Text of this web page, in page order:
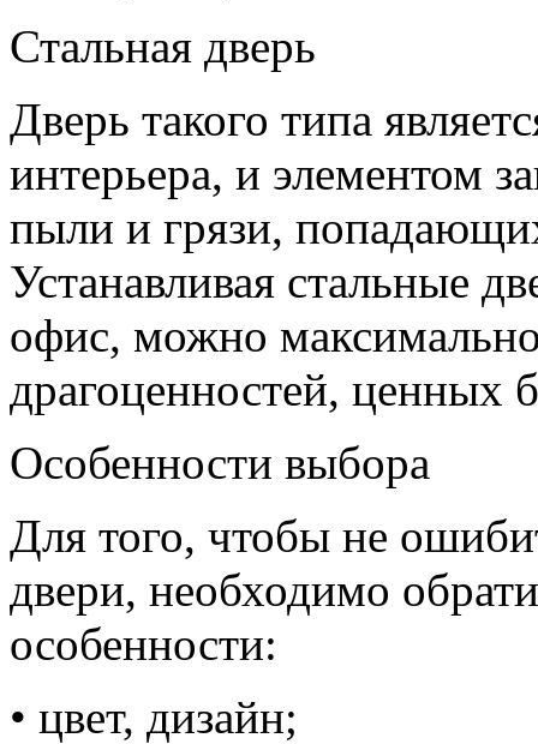
Стальная дверь
Дверь такого типа
интерьера, и элементом
пыли и грязи,
Устанавливая стальные
офис, можно
драгоценностей, ценных
Особенности выбора
Для того, чтобы не
двери, необходимо
особенности:
• цвет, дизайн;